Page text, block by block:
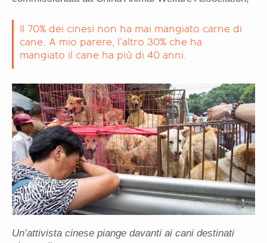
Il 70% dei cinesi non ha mai mangiato carne di
cane. A mio parere, l’altro 30% che ha
mangiato il cane ha più di 40 anni.
Un’attivista cinese piange davanti ai cani destinati